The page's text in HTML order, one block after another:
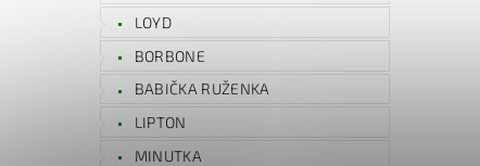
LOYD
BORBONE
BABIČKA RUŽENKA
LIPTON
MINUTKA